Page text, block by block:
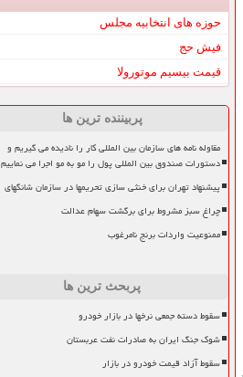
حوزه های انتخابیه مجلس
فیش حج
قیمت بیسیم موتورولا
پربیننده ترین ها
مقاوله نامه های سازمان بین المللی کار را نادیده می گیریم و
دستورات صندوق بین المللی پول را مو به مو اجرا می نماییم
پیشنهاد تهران برای خنثی سازی تحریمها در سازمان شانگهای
چراغ سبز مشروط برای برگشت سهام عدالت
ممنوعیت واردات برنج نامرغوب
پربحث ترین ها
سقوط دسته جمعی نرخها در بازار خودرو
شوک جنگ ایران به صادرات نفت عربستان
سقوط آزاد قیمت خودرو در بازار